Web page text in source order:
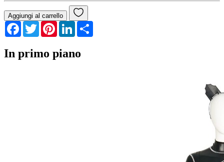
Aggiungi al carrello
Facebook
TwitterPinterestLinkedIn
In primo piano